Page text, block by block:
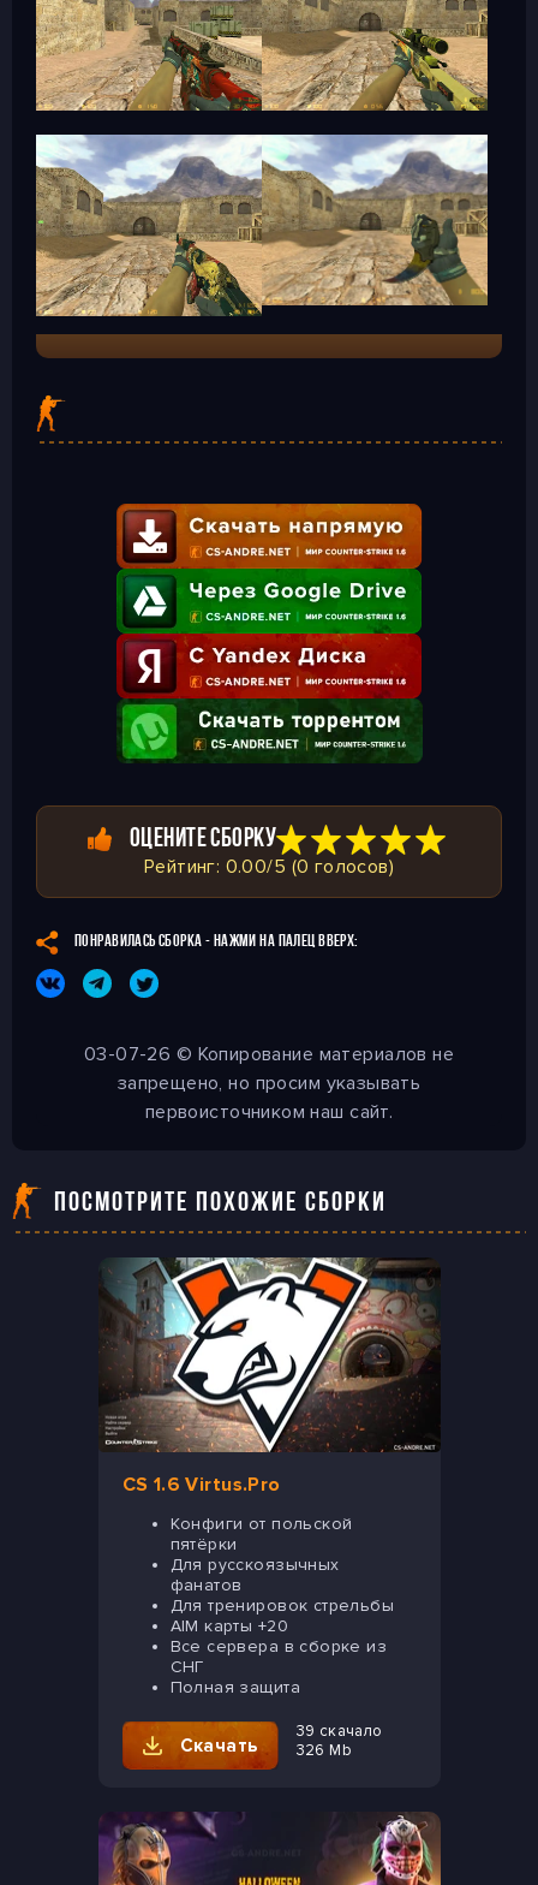
ОЦЕНИТЕ СБОРКУ
Рейтинг: 0.00/5 (0 голосов)
ПОНРАВИЛАСЬ СБОРКА - НАЖМИ НА ПАЛЕЦ ВВЕРХ:
03-07-26 © Копирование материалов не
запрещено, но просим указывать
первоисточником наш сайт.
ПОСМОТРИТЕ ПОХОЖИЕ СБОРКИ
CS 1.6 Virtus.Pro
Конфиги от польской
пятёрки
Для русскоязычных
фанатов
Для тренировок стрельбы
AIM карты +20
Все сервера в сборке из
СНГ
Полная защита
Скачать
39 скачало
326 Mb